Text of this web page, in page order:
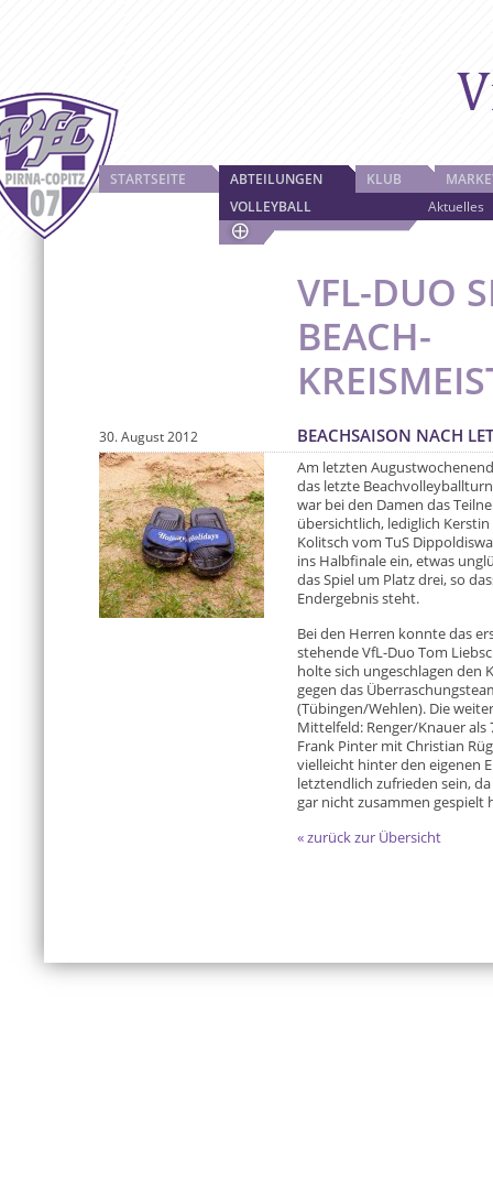
STARTSEITE
ABTEILUNGEN
VOLLEYBALL
Aktuelles
KLUB
VFL-DUO
BEACH-
BEACHSAISON NACH
30. August 2012
Am letzten
das letzte
war bei den Damen das
übersichtlich, lediglich
Kolitsch vom TuS
ins Halbfinale ein, etwas
das Spiel um Platz drei, so
Endergebnis steht.
Bei den Herren konnte das
stehende VfL-Duo Tom
holte sich ungeschlagen den
gegen das
(Tübingen/Wehlen). Die
Mittelfeld: Renger/Knauer als
Frank Pinter mit Christian
vielleicht hinter den eigenen
letztendlich zufrieden sein,
gar nicht zusammen gespielt
« zurück zur Übersicht